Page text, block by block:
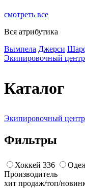
смотреть все
Вся атрибутика
Вымпела Джерси
Экипировочный
Каталог
Экипировочный
Фильтры
Хоккей 336
Производитель
хит продаж/топ/